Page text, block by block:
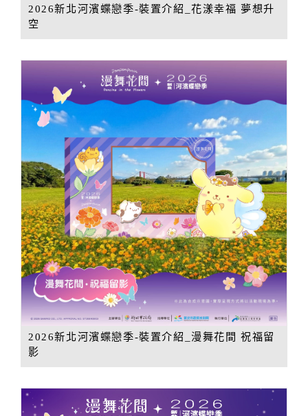
2026新北河濱蝶戀季-裝置介紹_花漾幸福 夢想升
空
2026新北河濱蝶戀季-裝置介紹_漫舞花間 祝福留
影